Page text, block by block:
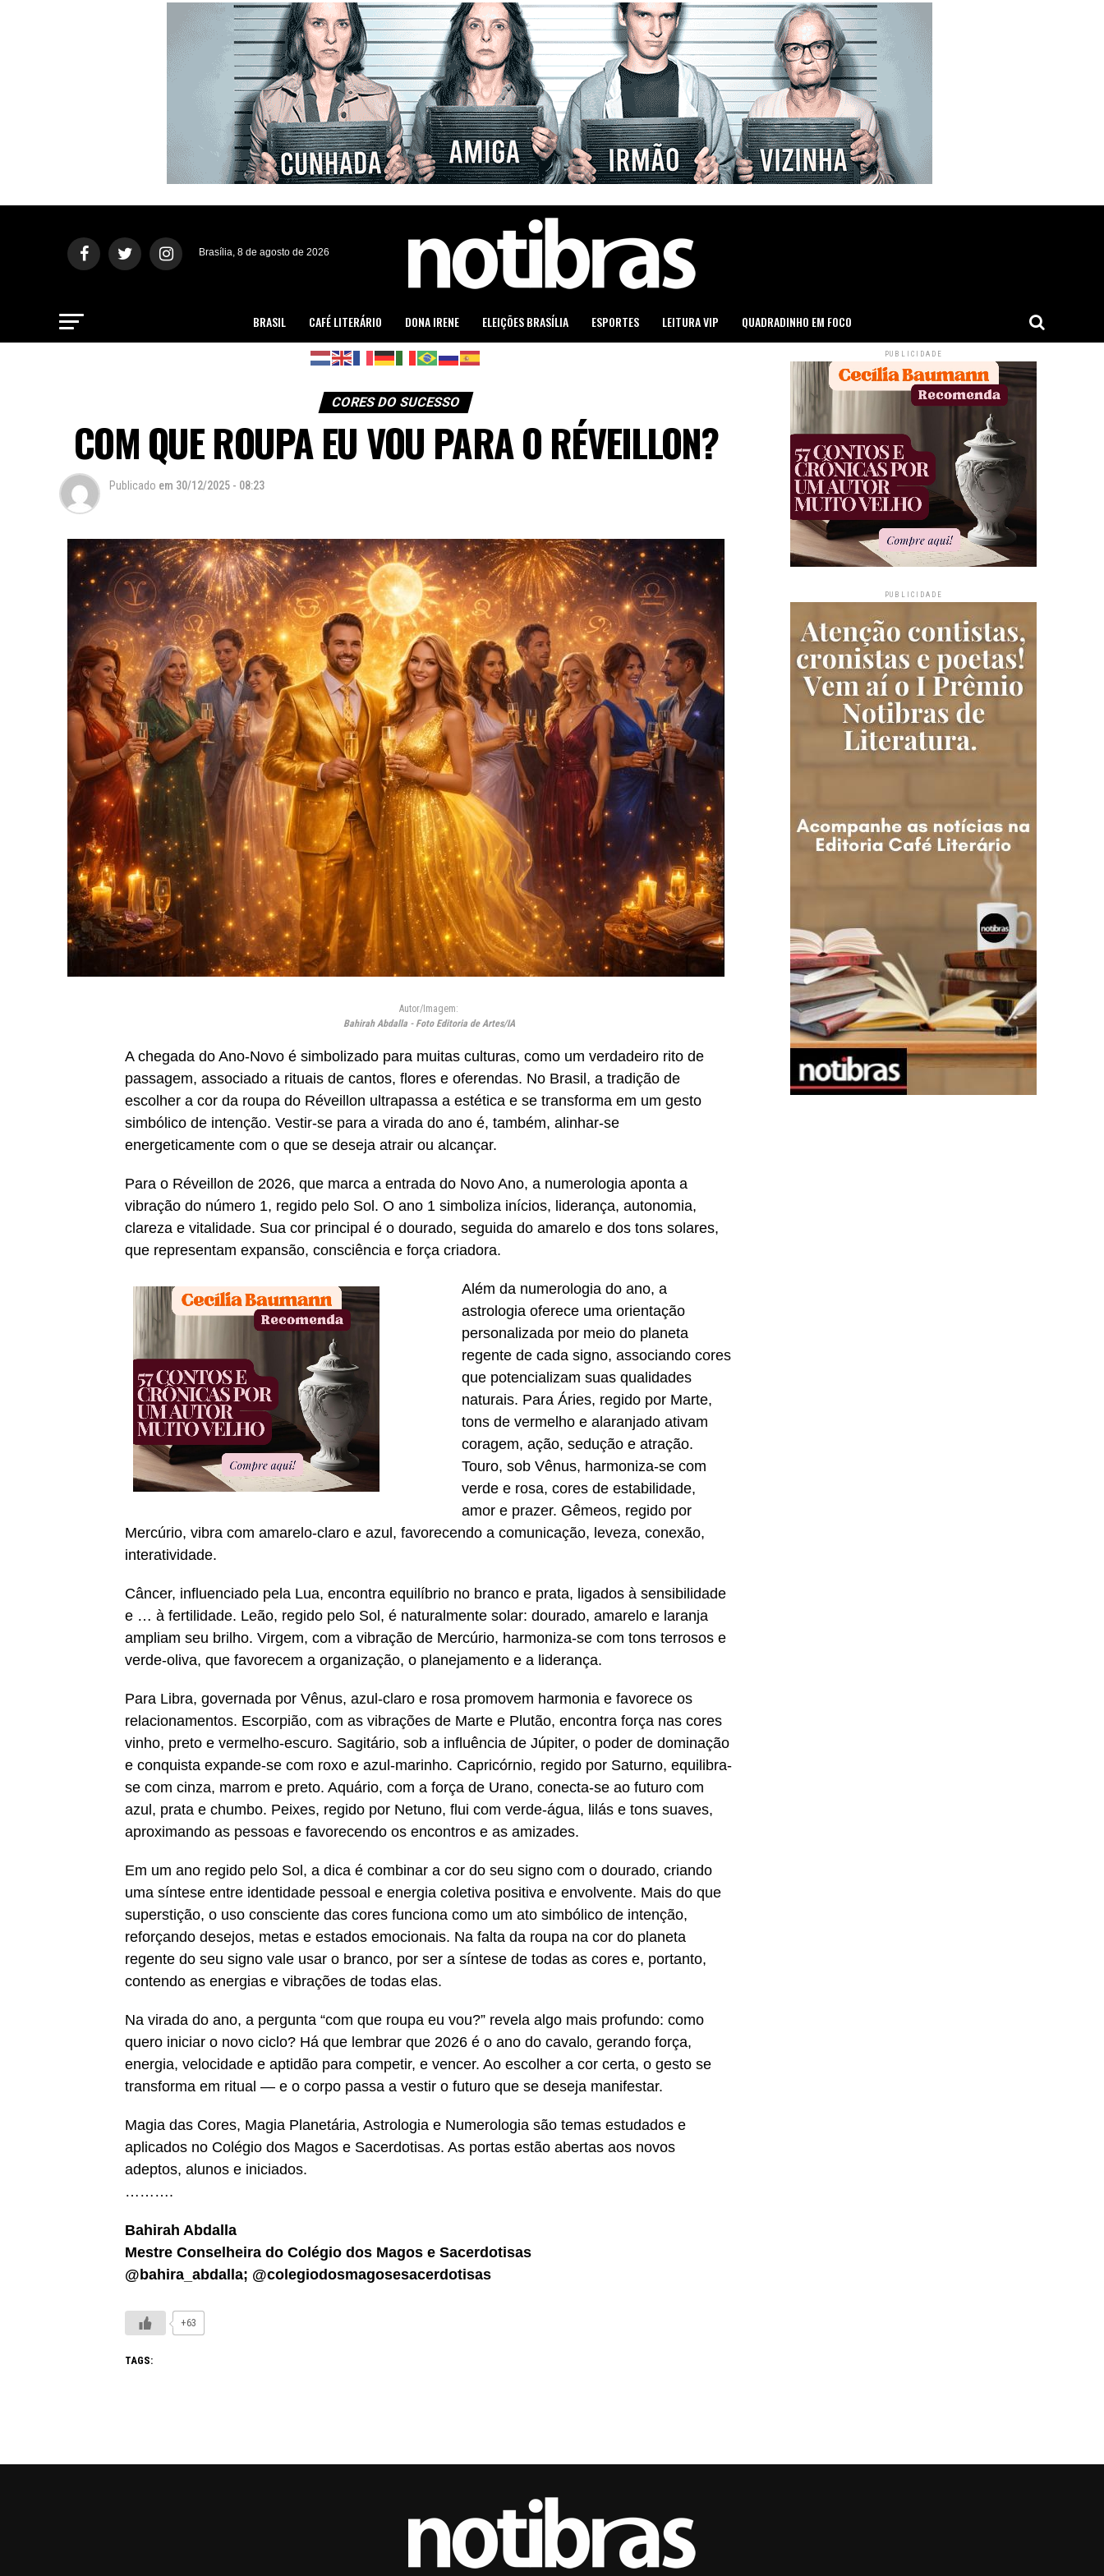
Brasília, 8 de agosto de 2026
BRASIL CAFÉ LITERÁRIO DONA IRENE ELEIÇÕES BRASÍLIA ESPORTES LEITURA VIP QUADRADINHO EM FOCO
CORES DO SUCESSO
COM QUE ROUPA EU VOU PARA O RÉVEILLON?
Publicado em 30/12/2025 - 08:23
Autor/Imagem:
Bahirah Abdalla - Foto Editoria de Artes/IA
A chegada do Ano-Novo é simbolizado para muitas culturas, como um verdadeiro rito de
passagem, associado a rituais de cantos, flores e oferendas. No Brasil, a tradição de
escolher a cor da roupa do Réveillon ultrapassa a estética e se transforma em um gesto
simbólico de intenção. Vestir-se para a virada do ano é, também, alinhar-se
energeticamente com o que se deseja atrair ou alcançar.
Para o Réveillon de 2026, que marca a entrada do Novo Ano, a numerologia aponta a
vibração do número 1, regido pelo Sol. O ano 1 simboliza inícios, liderança, autonomia,
clareza e vitalidade. Sua cor principal é o dourado, seguida do amarelo e dos tons solares,
que representam expansão, consciência e força criadora.
Além da numerologia do ano, a
astrologia oferece uma orientação
personalizada por meio do planeta
regente de cada signo, associando cores
que potencializam suas qualidades
naturais. Para Áries, regido por Marte,
tons de vermelho e alaranjado ativam
coragem, ação, sedução e atração.
Touro, sob Vênus, harmoniza-se com
verde e rosa, cores de estabilidade,
amor e prazer. Gêmeos, regido por
Mercúrio, vibra com amarelo-claro e azul, favorecendo a comunicação, leveza, conexão,
interatividade.
Câncer, influenciado pela Lua, encontra equilíbrio no branco e prata, ligados à sensibilidade
e … à fertilidade. Leão, regido pelo Sol, é naturalmente solar: dourado, amarelo e laranja
ampliam seu brilho. Virgem, com a vibração de Mercúrio, harmoniza-se com tons terrosos e
verde-oliva, que favorecem a organização, o planejamento e a liderança.
Para Libra, governada por Vênus, azul-claro e rosa promovem harmonia e favorece os
relacionamentos. Escorpião, com as vibrações de Marte e Plutão, encontra força nas cores
vinho, preto e vermelho-escuro. Sagitário, sob a influência de Júpiter, o poder de dominação
e conquista expande-se com roxo e azul-marinho. Capricórnio, regido por Saturno, equilibra-
se com cinza, marrom e preto. Aquário, com a força de Urano, conecta-se ao futuro com
azul, prata e chumbo. Peixes, regido por Netuno, flui com verde-água, lilás e tons suaves,
aproximando as pessoas e favorecendo os encontros e as amizades.
Em um ano regido pelo Sol, a dica é combinar a cor do seu signo com o dourado, criando
uma síntese entre identidade pessoal e energia coletiva positiva e envolvente. Mais do que
superstição, o uso consciente das cores funciona como um ato simbólico de intenção,
reforçando desejos, metas e estados emocionais. Na falta da roupa na cor do planeta
regente do seu signo vale usar o branco, por ser a síntese de todas as cores e, portanto,
contendo as energias e vibrações de todas elas.
Na virada do ano, a pergunta “com que roupa eu vou?” revela algo mais profundo: como
quero iniciar o novo ciclo? Há que lembrar que 2026 é o ano do cavalo, gerando força,
energia, velocidade e aptidão para competir, e vencer. Ao escolher a cor certa, o gesto se
transforma em ritual — e o corpo passa a vestir o futuro que se deseja manifestar.
Magia das Cores, Magia Planetária, Astrologia e Numerologia são temas estudados e
aplicados no Colégio dos Magos e Sacerdotisas. As portas estão abertas aos novos
adeptos, alunos e iniciados.
……….
Bahirah Abdalla
Mestre Conselheira do Colégio dos Magos e Sacerdotisas
@bahira_abdalla; @colegiodosmagosesacerdotisas
+63
TAGS:
PUBLICIDADE
PUBLICIDADE